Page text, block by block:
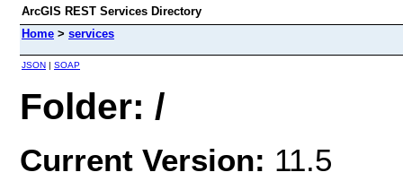
ArcGIS REST Services Directory
Home > services
JSON | SOAP
Folder: /
Current Version: 11.5